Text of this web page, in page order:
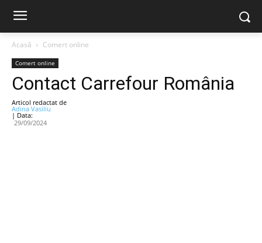
Acasă Comert online
Comert online
Contact Carrefour România
Articol redactat de
Adina Vasiliu
| Data:
29/09/2024